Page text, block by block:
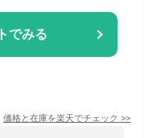
でみる
価格と在庫を楽天でチェック >>